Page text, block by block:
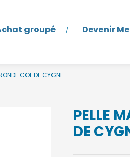
groupé Devenir
COL DE CYGNE
PELLE
DE